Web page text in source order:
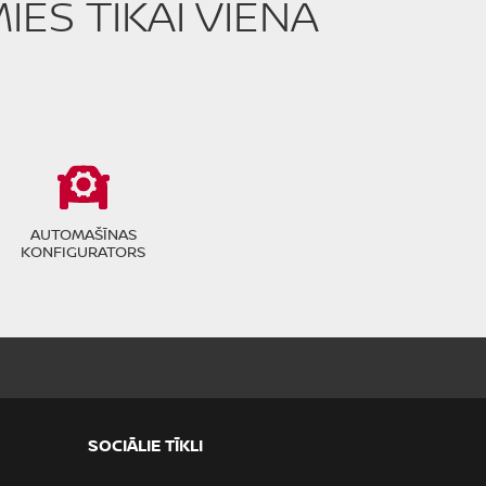
TIKAI VIENA
AUTOMAŠĪNAS
KONFIGURATORS
SOCIĀLIE TĪKLI